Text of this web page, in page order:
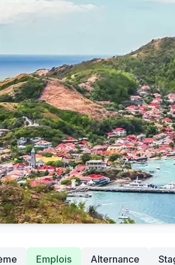
Emplois Alternance